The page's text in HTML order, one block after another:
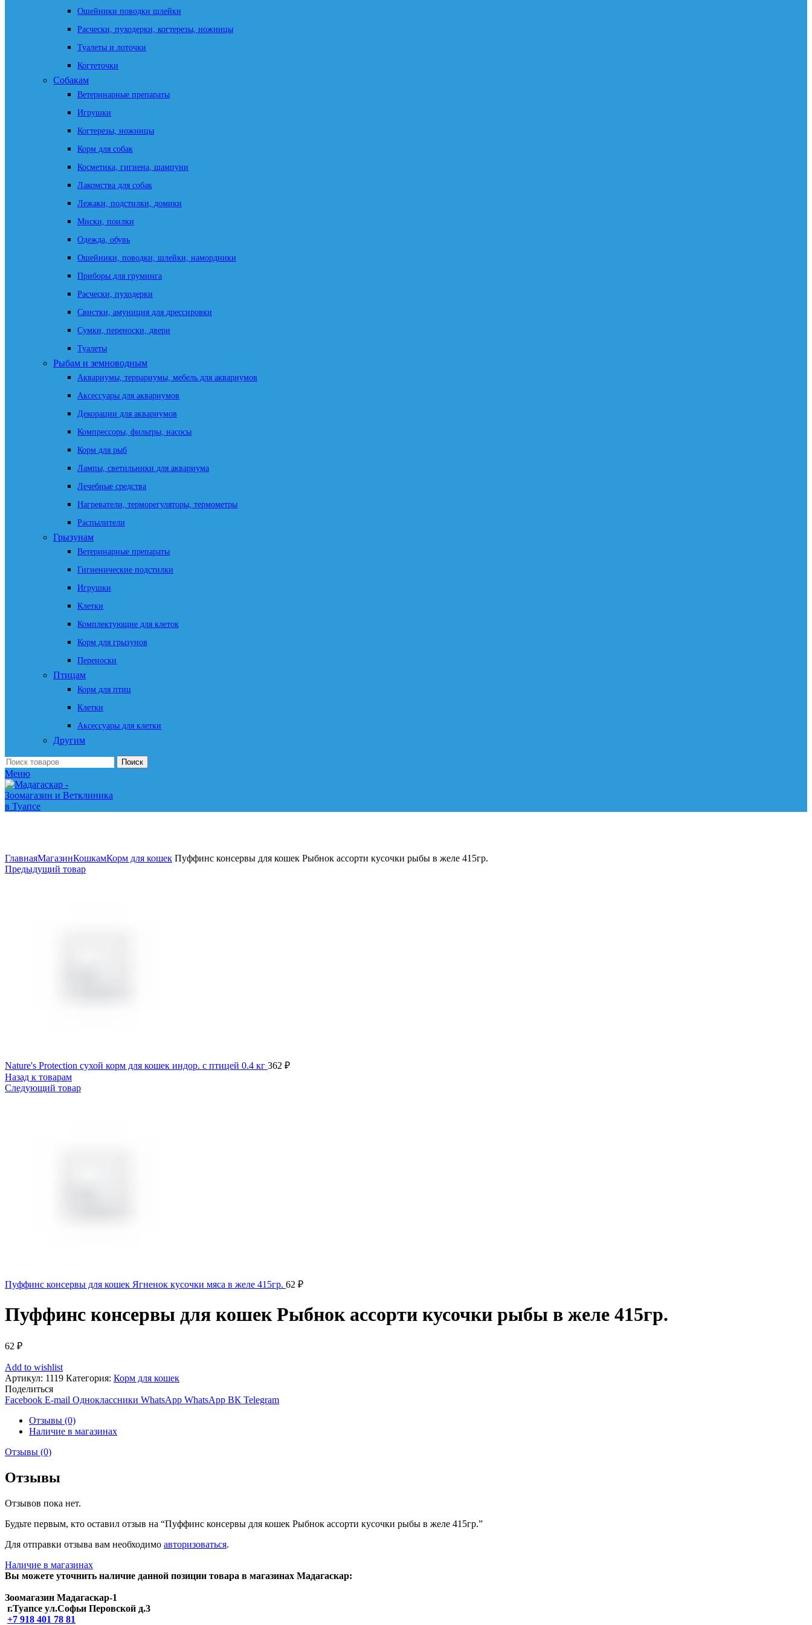
Ошейники поводки шлейки
Расчески, пуходерки, когтерезы, ножницы
Туалеты и лоточки
Когтеточки
Собакам
Ветеринарные препараты
Игрушки
Когтерезы, ножницы
Корм для собак
Косметика, гигиена, шампуни
Лакомства для собак
Лежаки, подстилки, домики
Миски, поилки
Одежда, обувь
Ошейники, поводки, шлейки, намордники
Приборы для груминга
Расчески, пуходерки
Свистки, амуниция для дрессировки
Сумки, переноски, двери
Туалеты
Рыбам и земноводным
Аквариумы, террариумы, мебель для аквариумов
Аксессуары для аквариумов
Декорации для аквариумов
Компрессоры, фильтры, насосы
Корм для рыб
Лампы, светильники для аквариума
Лечебные средства
Нагреватели, терморегуляторы, термометры
Распылители
Грызунам
Ветеринарные препараты
Гигиенические подстилки
Игрушки
Клетки
Комплектующие для клеток
Корм для грызунов
Переноски
Птицам
Корм для птиц
Клетки
Аксессуары для клетки
Другим
Поиск
Меню
ГлавнаяМагазинКошкамКорм для кошек Пуффинс консервы для кошек Рыбнок ассорти кусочки рыбы в желе 415гр.
Предыдущий товар
Nature's Protection сухой корм для кошек индор. с птицей 0.4 кг 362 ₽
Назад к товарам
Следующий товар
Пуффинс консервы для кошек Ягненок кусочки мяса в желе 415гр. 62 ₽
Пуффинс консервы для кошек Рыбнок ассорти кусочки рыбы в желе 415гр.
62 ₽
Add to wishlist
Артикул: 1119 Категория: Корм для кошек
Поделиться
Facebook E-mail Одноклассники WhatsApp WhatsApp ВК Telegram
Отзывы (0)
Наличие в магазинах
Отзывы (0)
Отзывы
Отзывов пока нет.
Будьте первым, кто оставил отзыв на “Пуффинс консервы для кошек Рыбнок ассорти кусочки рыбы в желе 415гр.”
Для отправки отзыва вам необходимо авторизоваться.
Наличие в магазинах
Вы можете уточнить наличие данной позиции товара в магазинах Мадагаскар:
Зоомагазин Мадагаскар-1
г.Туапсе ул.Софьи Перовской д.3
+7 918 401 78 81